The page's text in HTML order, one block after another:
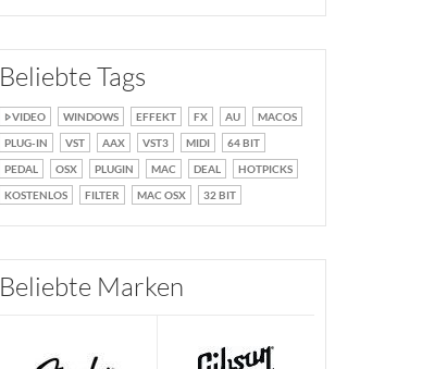
Beliebte Tags
VIDEO WINDOWS EFFEKT FX AU
MACOS
PLUG-IN
VST AAX VST3 MIDI
64 BIT
PEDAL
OSX PLUGIN MAC DEAL
HOTPICKS
KOSTENLOS
FILTER MAC OSX 32 BIT
Beliebte Marken